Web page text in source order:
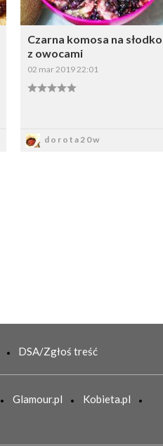
Czarna komosa na słodko
z owocami
02 mar 2019 22:01
dorota20w
DSA/Zgłoś treść
Glamour.pl
Kobieta.pl